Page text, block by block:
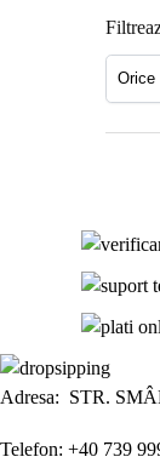
Adresa: STR.
Telefon: +40 739